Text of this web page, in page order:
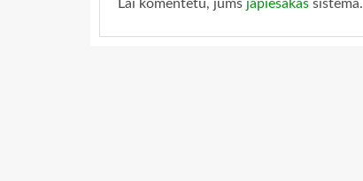
Lai komentētu, jums jāpiesakās sistēmā.